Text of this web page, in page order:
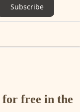
Subscribe
for free in the